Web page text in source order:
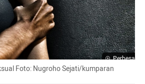
Perbesar
Foto: Nugroho Sejati/kumparan